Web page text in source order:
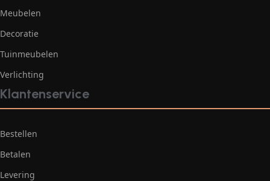
Meubelen
Decoratie
Tuinmeubelen
Verlichting
Klantenservice
Bestellen
Betalen
Levering